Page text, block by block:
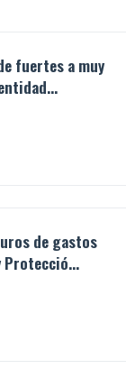
fuertes a muy
de gastos
Protecció...